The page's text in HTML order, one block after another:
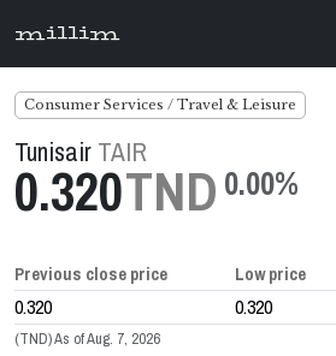
millim
Consumer Services / Travel & Leisure
Tunisair TAIR
0.320TND 0.00%
(TND) As of Aug. 7, 2026
Previous close price Low price
0.320 0.320